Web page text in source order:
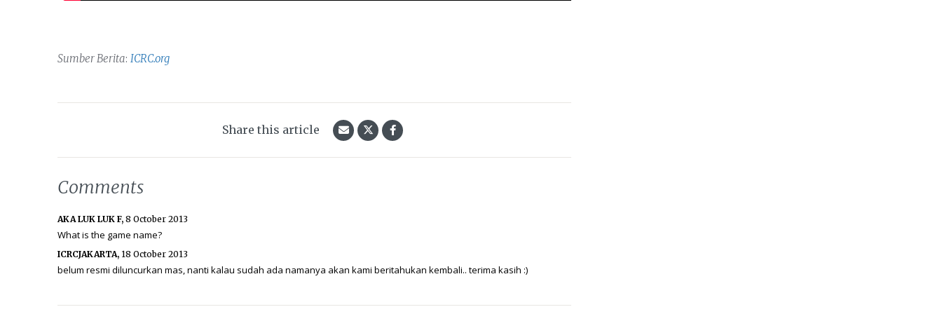
Sumber Berita: ICRC.org
Share this article
Comments
AKA LUK LUK F, 8 October 2013
What is the game name?
ICRCJAKARTA, 18 October 2013
belum resmi diluncurkan mas, nanti kalau sudah ada namanya akan kami beritahukan kembali.. terima kasih :)